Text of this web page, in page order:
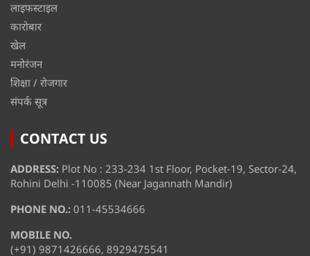
लाइफस्टाइल
कारोबार
खेल
मनोरंजन
शिक्षा / रोजगार
संपर्क सूत्र
CONTACT US
ADDRESS: Plot No : 233-234 1st Floor, Pocket-19, Sector-24,
Rohini Delhi -110085 (Near Jagannath Mandir)
PHONE NO.: 011-45534666
MOBILE NO.
(+91) 9871426666, 8929475541